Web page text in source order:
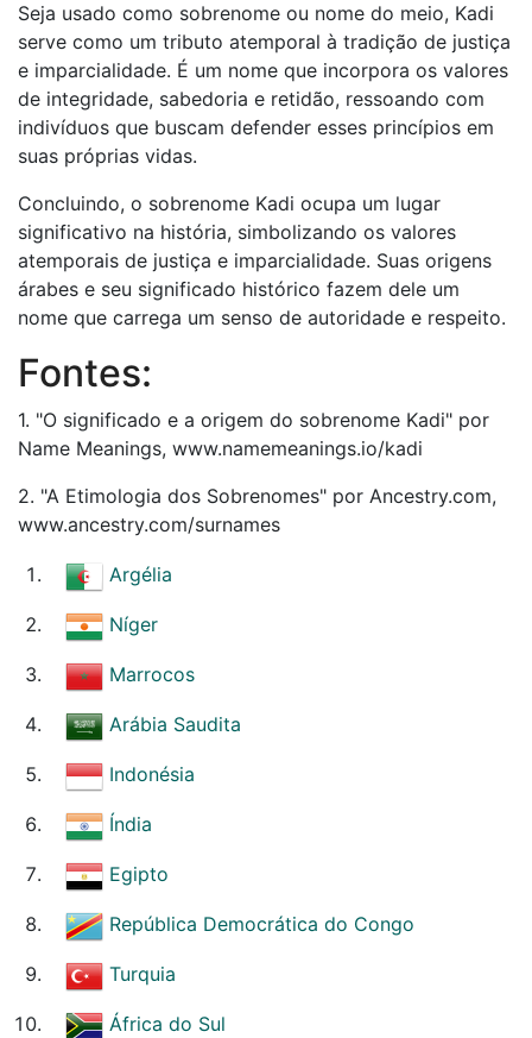
Seja usado como sobrenome ou nome do meio, Kadi
serve como um tributo atemporal à tradição de justiça
e imparcialidade. É um nome que incorpora os valores
de integridade, sabedoria e retidão, ressoando com
indivíduos que buscam defender esses princípios em
suas próprias vidas.
Concluindo, o sobrenome Kadi ocupa um lugar
significativo na história, simbolizando os valores
atemporais de justiça e imparcialidade. Suas origens
árabes e seu significado histórico fazem dele um
nome que carrega um senso de autoridade e respeito.
Fontes:
1. "O significado e a origem do sobrenome Kadi" por
Name Meanings, www.namemeanings.io/kadi
2. "A Etimologia dos Sobrenomes" por Ancestry.com,
www.ancestry.com/surnames
Argélia
Níger
Marrocos
Arábia Saudita
Indonésia
Índia
Egipto
República Democrática do Congo
Turquia
África do Sul